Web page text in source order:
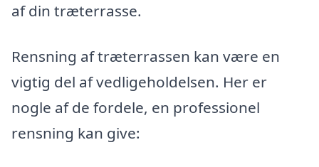
af din træterrasse.
Rensning af træterrassen kan være en
vigtig del af vedligeholdelsen. Her er
nogle af de fordele, en professionel
rensning kan give: